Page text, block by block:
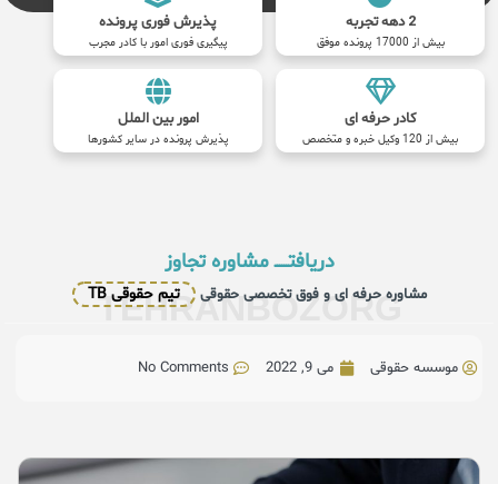
2 دهه تجربه
بیش از 17000 پرونده موفق
پذیرش فوری پرونده
پیگیری فوری امور با کادر مجرب
کادر حرفه ای
بیش از 120 وکیل خبره و متخصص
امور بین الملل
پذیرش پرونده در سایر کشورها
دریافتــــــ مشاوره تجاوز
TEHRANBOZORG
مشاوره حرفه ای و فوق تخصصی حقوقی تیم حقوقی TB
موسسه حقوقی می 9, 2022 No Comments